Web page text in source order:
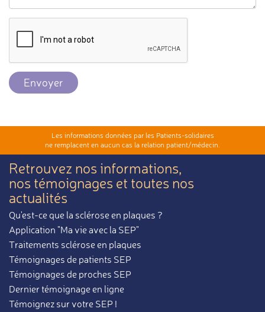
Envoyer
Les informations données par les Patients-solidaires
ne remplacent en aucun cas la relation patient/médecin.
Retrouvez nos informations,
nos témoignages et toutes nos
actualités
Qu'est-ce que la sclérose en plaques ?
Application "Ma vie avec la SEP"
Traitements sclérose en plaques
Témoignages de patients SEP
Témoignages de proches SEP
Dernier témoignage en ligne
Témoignez sur votre SEP !